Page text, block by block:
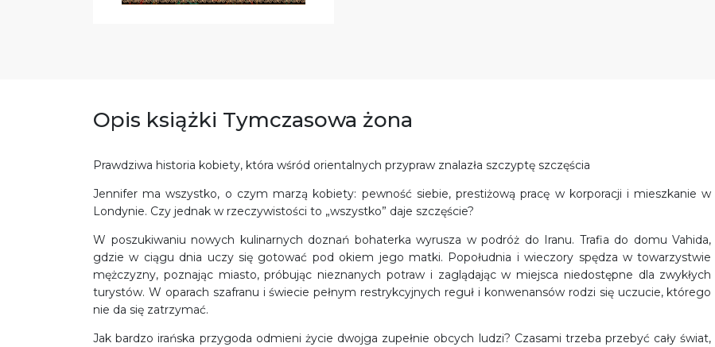
Opis książki Tymczasowa żona
Prawdziwa historia kobiety, która wśród orientalnych przypraw znalazła szczyptę szczęścia
Jennifer ma wszystko, o czym marzą kobiety: pewność siebie, prestiżową pracę w korporacji i mieszkanie w
Londynie. Czy jednak w rzeczywistości to „wszystko” daje szczęście?
W poszukiwaniu nowych kulinarnych doznań bohaterka wyrusza w podróż do Iranu. Trafia do domu Vahida,
gdzie w ciągu dnia uczy się gotować pod okiem jego matki. Popołudnia i wieczory spędza w towarzystwie
mężczyzny, poznając miasto, próbując nieznanych potraw i zaglądając w miejsca niedostępne dla zwykłych
turystów. W oparach szafranu i świecie pełnym restrykcyjnych reguł i konwenansów rodzi się uczucie, którego
nie da się zatrzymać.
Jak bardzo irańska przygoda odmieni życie dwojga zupełnie obcych ludzi? Czasami trzeba przebyć cały świat,